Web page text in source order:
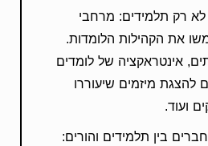
רק תלמידים: מרחבי
את הקהילות הלומדות.
אינטראקציה של לומדים
להצגת מיזמים שיעוררו
ועוד.
בין תלמידים והורים: